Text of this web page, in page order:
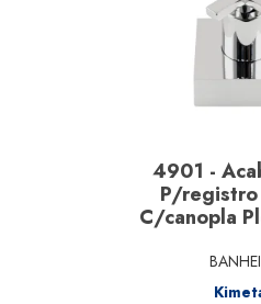
Ver
4901 -
P/registro
C/canopla